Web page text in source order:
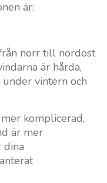
är:
norr till nordost
är hårda,
vintern och
komplicerad,
är mer
dina